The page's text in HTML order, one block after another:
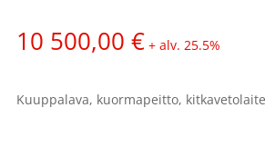
10 500,00 € + alv. 25.5%
Kuuppalava, kuormapeitto,